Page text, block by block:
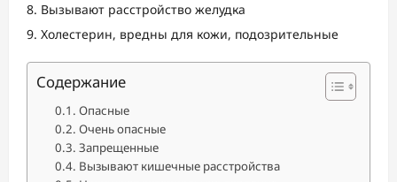
Вызывают расстройство желудка
Холестерин, вредны для кожи, подозрительные
Содержание
Опасные
Очень опасные
Запрещенные
Вызывают кишечные расстройства